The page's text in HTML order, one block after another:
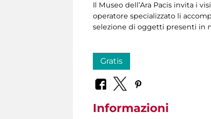
Il Museo dell’Ara Pacis invita i
operatore specializzato li
selezione di oggetti presenti in
Gratis
Informazioni